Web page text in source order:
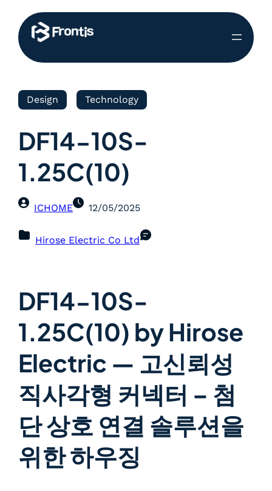
Design Technology
DF14-10S-
1.25C(10)
ICHOME 12/05/2025
Hirose Electric Co Ltd
DF14-10S-
1.25C(10) by Hirose
Electric — 고신뢰성
직사각형 커넥터 – 첨
단 상호 연결 솔루션을
위한 하우징